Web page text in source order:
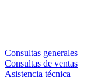
Consultas generales
Consultas de ventas
Asistencia técnica